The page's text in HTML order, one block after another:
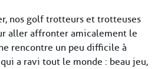
nos golf trotteurs et trotteuses
aller affronter amicalement le
rencontre un peu difficile à
a ravi tout le monde : beau jeu,